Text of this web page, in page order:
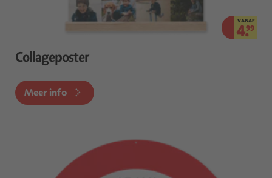
VANAF
4.99
Collageposter
Meer info